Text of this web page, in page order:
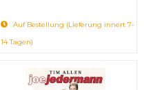
Auf Bestellung (Lieferung innert 7-
14 Tagen)